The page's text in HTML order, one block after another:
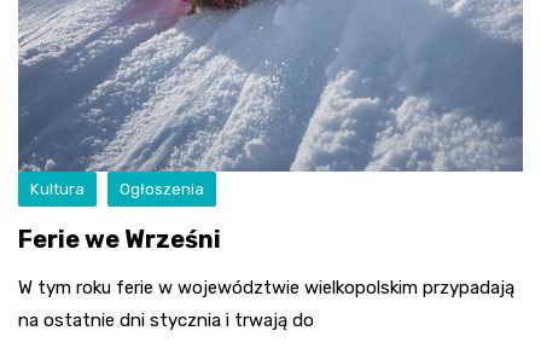
Kultura Ogłoszenia
Ferie we Wrześni
W tym roku ferie w województwie wielkopolskim przypadają
na ostatnie dni stycznia i trwają do